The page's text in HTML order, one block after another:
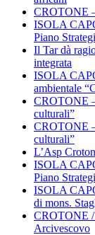
CROTONE
ISOLA
Piano
Il Tar dà
integrata
ISOLA
ambientale
CROTONE
culturali”
CROTONE
culturali”
L’Asp
ISOLA
Piano
ISOLA
di mons.
CROTONE
Arcivescovo